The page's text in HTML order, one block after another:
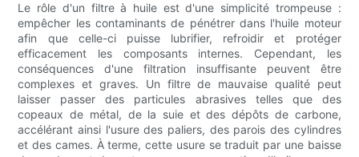
Le rôle d'un filtre à huile est d'une simplicité trompeuse :
empêcher les contaminants de pénétrer dans l'huile moteur
afin que celle-ci puisse lubrifier, refroidir et protéger
efficacement les composants internes. Cependant, les
conséquences d'une filtration insuffisante peuvent être
complexes et graves. Un filtre de mauvaise qualité peut
laisser passer des particules abrasives telles que des
copeaux de métal, de la suie et des dépôts de carbone,
accélérant ainsi l'usure des paliers, des parois des cylindres
et des cames. À terme, cette usure se traduit par une baisse